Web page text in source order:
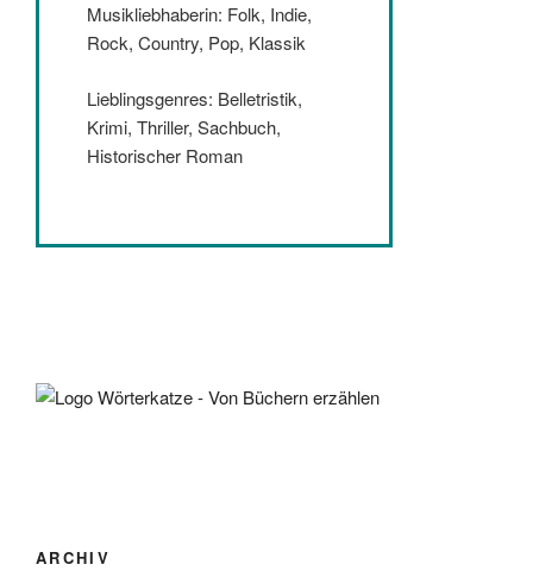
Musikliebhaberin: Folk, Indie,
Rock, Country, Pop, Klassik
Lieblingsgenres: Belletristik,
Krimi, Thriller, Sachbuch,
Historischer Roman
ARCHIV